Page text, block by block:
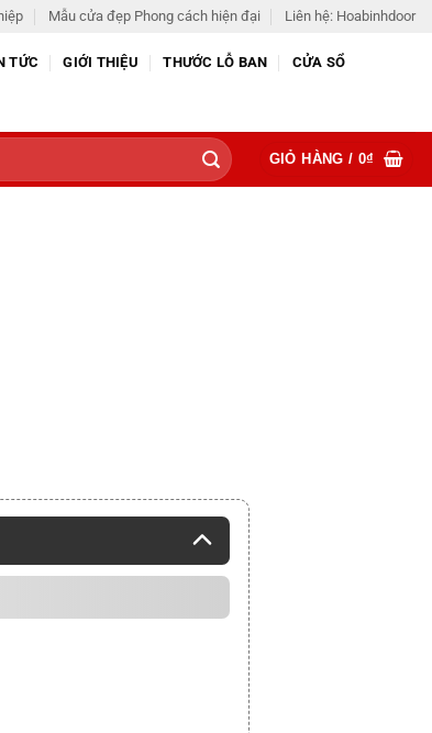
Mẫu cửa đẹp Phong cách hiện đại Liên hệ: Hoabinhdoor
TỨC GIỚI THIỆU THƯỚC LỖ BAN CỬA SỔ
GIỎ HÀNG / 0₫